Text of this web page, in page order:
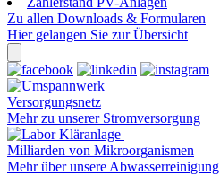
Zu allen Downloads & Formularen
Hier gelangen Sie zur Übersicht
Versorgungsnetz
Mehr zu unserer Stromversorgung
Milliarden von Mikroorganismen
Mehr über unsere Abwasserreinigung